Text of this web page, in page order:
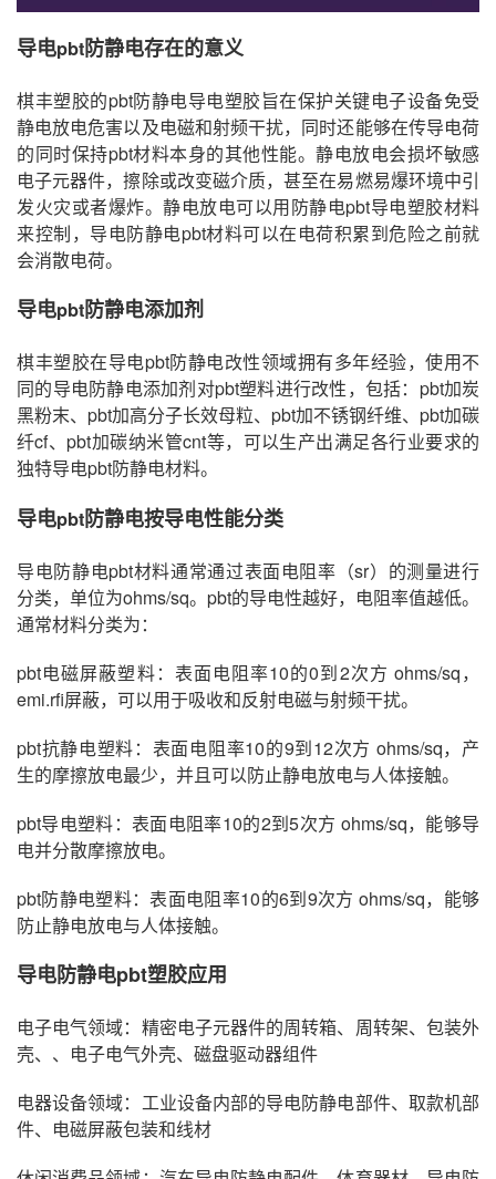
导电pbt防静电存在的意义
棋丰塑胶的pbt防静电导电塑胶旨在保护关键电子设备免受
静电放电危害以及电磁和射频干扰，同时还能够在传导电荷
的同时保持pbt材料本身的其他性能。静电放电会损坏敏感
电子元器件，擦除或改变磁介质，甚至在易燃易爆环境中引
发火灾或者爆炸。静电放电可以用防静电pbt导电塑胶材料
来控制，导电防静电pbt材料可以在电荷积累到危险之前就
会消散电荷。
导电pbt防静电添加剂
棋丰塑胶在导电pbt防静电改性领域拥有多年经验，使用不
同的导电防静电添加剂对pbt塑料进行改性，包括：pbt加炭
黑粉末、pbt加高分子长效母粒、pbt加不锈钢纤维、pbt加碳
纤cf、pbt加碳纳米管cnt等，可以生产出满足各行业要求的
独特导电pbt防静电材料。
导电pbt防静电按导电性能分类
导电防静电pbt材料通常通过表面电阻率（sr）的测量进行
分类，单位为ohms/sq。pbt的导电性越好，电阻率值越低。
通常材料分类为：
pbt电磁屏蔽塑料：表面电阻率10的0到2次方 ohms/sq，
emi.rfi屏蔽，可以用于吸收和反射电磁与射频干扰。
pbt抗静电塑料：表面电阻率10的9到12次方 ohms/sq，产
生的摩擦放电最少，并且可以防止静电放电与人体接触。
pbt导电塑料：表面电阻率10的2到5次方 ohms/sq，能够导
电并分散摩擦放电。
pbt防静电塑料：表面电阻率10的6到9次方 ohms/sq，能够
防止静电放电与人体接触。
导电防静电pbt塑胶应用
电子电气领域：精密电子元器件的周转箱、周转架、包装外
壳、、电子电气外壳、磁盘驱动器组件
电器设备领域：工业设备内部的导电防静电部件、取款机部
件、电磁屏蔽包装和线材